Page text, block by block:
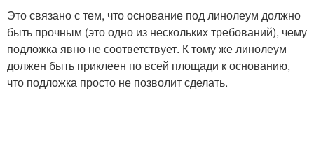
Это связано с тем, что основание под линолеум должно
быть прочным (это одно из нескольких требований), чему
подложка явно не соответствует. К тому же линолеум
должен быть приклеен по всей площади к основанию,
что подложка просто не позволит сделать.